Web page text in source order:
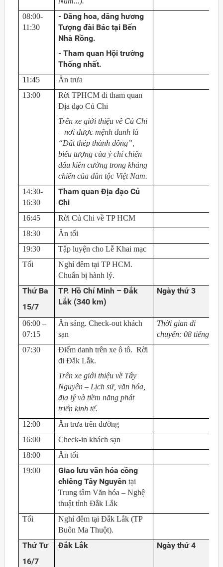
08:00-
11:30
- Dâng hoa, dâng hương
Tượng đài Bác tại Bến
Nhà Rồng.
- Tham quan Hội trường
Thống nhất.
11:45
Ăn trưa
13:00
Rời TPHCM đi tham quan
Địa đạo Củ Chi
Trên xe giới thiệu về Củ Chi
– nơi được mệnh danh là
“Đất thép thành đồng”,
biểu tượng của ý chí chiến
đấu kiên cường trong kháng
chiến của dân tộc Việt Nam.
14:30-
16:30
Tham quan Địa đạo Củ
Chi
16:45
Rời Củ Chi về TP HCM
18:30
Ăn tối
19:30
Tập luyện cho Lễ Khai mạc
Tối
Nghỉ đêm tại TP HCM.
Chuẩn bị hành lý.
Thứ Ba
15/7
TP. Hồ Chí Minh – Đắk
Lắk (340 km)
Ngày thứ 3
06:00 –
07:15
Ăn sáng. Check-out khách
sạn
Thời gian di
chuyển: 08 tiếng
07:30
Điểm danh trên xe ô tô. Rời
đi Đắk Lắk.
Trên xe giới thiệu về Tây
Nguyên – Lịch sử, văn hóa,
địa lý và tiềm năng phát
triển kinh tế.
12:00
Ăn trưa trên đường
16:00
Check-in khách sạn
18:00
Ăn tối
19:00
Giao lưu văn hóa cồng
chiêng Tây Nguyên tại
Trung tâm Văn hóa – Nghệ
thuật tỉnh Đắk Lắk
Tối
Nghỉ đêm tại Đắk Lắk (TP
Buôn Ma Thuột).
Thứ Tư
16/7
Đắk Lắk Ngày thứ 4